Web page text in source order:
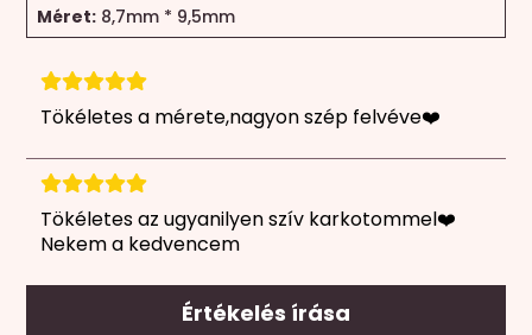
Méret: 8,7mm * 9,5mm
Tökéletes a mérete,nagyon szép felvéve❤️
Tökéletes az ugyanilyen szív karkotommel❤️
Nekem a kedvencem
Értékelés írása